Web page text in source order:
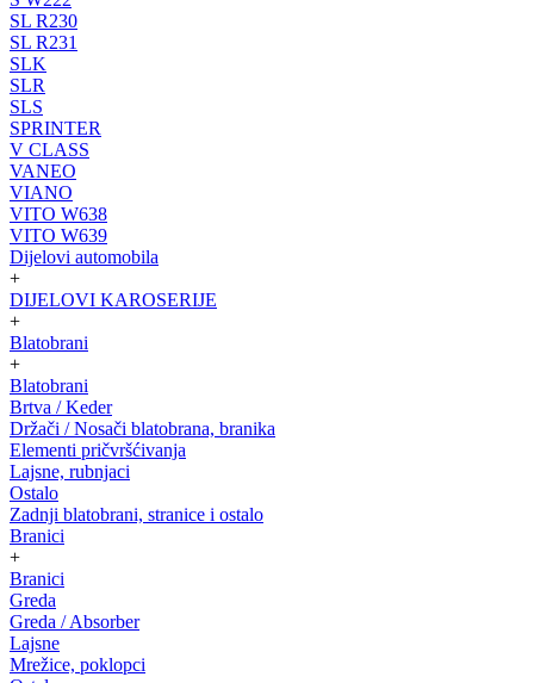
SL R230
SL R231
SLK
SLR
SLS
SPRINTER
V CLASS
VANEO
VIANO
VITO W638
VITO W639
Dijelovi automobila
+
DIJELOVI KAROSERIJE
+
Blatobrani
+
Blatobrani
Brtva / Keder
Držači / Nosači blatobrana, branika
Elementi pričvršćivanja
Lajsne, rubnjaci
Ostalo
Zadnji blatobrani, stranice i ostalo
Branici
+
Branici
Greda
Greda / Absorber
Lajsne
Mrežice, poklopci